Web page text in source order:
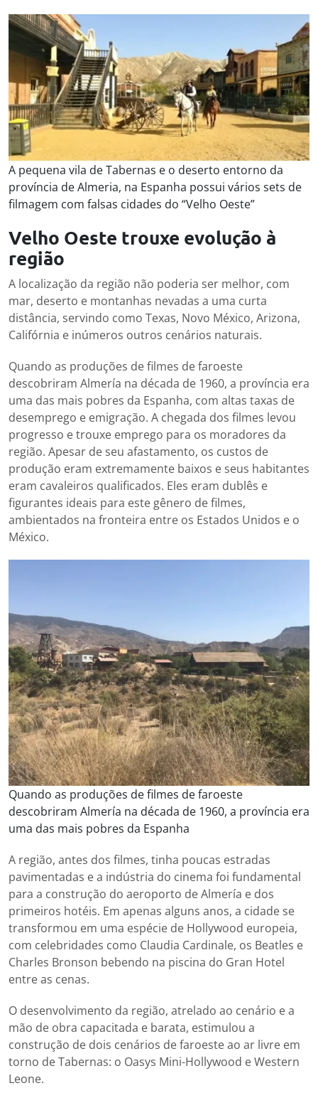
A pequena vila de Tabernas e o deserto entorno da
província de Almeria, na Espanha possui vários sets de
filmagem com falsas cidades do “Velho Oeste”
Velho Oeste trouxe evolução à
região
A localização da região não poderia ser melhor, com
mar, deserto e montanhas nevadas a uma curta
distância, servindo como Texas, Novo México, Arizona,
Califórnia e inúmeros outros cenários naturais.
Quando as produções de filmes de faroeste
descobriram Almería na década de 1960, a província era
uma das mais pobres da Espanha, com altas taxas de
desemprego e emigração. A chegada dos filmes levou
progresso e trouxe emprego para os moradores da
região. Apesar de seu afastamento, os custos de
produção eram extremamente baixos e seus habitantes
eram cavaleiros qualificados. Eles eram dublês e
figurantes ideais para este gênero de filmes,
ambientados na fronteira entre os Estados Unidos e o
México.
Quando as produções de filmes de faroeste
descobriram Almería na década de 1960, a província era
uma das mais pobres da Espanha
A região, antes dos filmes, tinha poucas estradas
pavimentadas e a indústria do cinema foi fundamental
para a construção do aeroporto de Almería e dos
primeiros hotéis. Em apenas alguns anos, a cidade se
transformou em uma espécie de Hollywood europeia,
com celebridades como Claudia Cardinale, os Beatles e
Charles Bronson bebendo na piscina do Gran Hotel
entre as cenas.
O desenvolvimento da região, atrelado ao cenário e a
mão de obra capacitada e barata, estimulou a
construção de dois cenários de faroeste ao ar livre em
torno de Tabernas: o Oasys Mini-Hollywood e Western
Leone.